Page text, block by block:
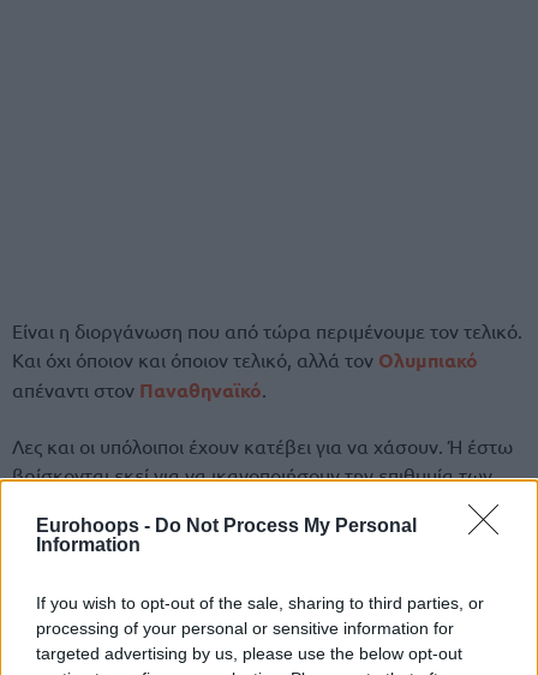
Eurohoops - Do Not Process My Personal
Information
If you wish to opt-out of the sale, sharing to third parties, or
processing of your personal or sensitive information for
targeted advertising by us, please use the below opt-out
Είναι η διοργάνωση που από τώρα περιμένουμε τον τελικό.
Και όχι όποιον και όποιον τελικό, αλλά τον Ολυμπιακό
απέναντι στον Παναθηναϊκό.
Λες και οι υπόλοιποι έχουν κατέβει για να χάσουν. Ή έστω
βρίσκονται εκεί για να ικανοποιήσουν την επιθυμία των
Ωστόσο, από τη στιγμή που η τελική οκτάδα προκύπτει
του 1ου γύρου) και όσο οΠαναθηναϊκός και ο
Ολυμπιακόςπαίρνουν το 1 και το 2 της κατάταξης, μόνο